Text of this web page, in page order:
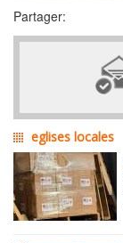
Partager:
eglises locales